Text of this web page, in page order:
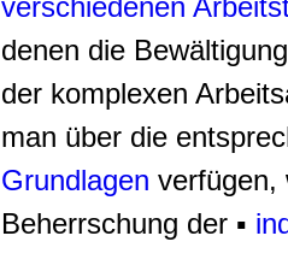
denen die
der komplexen
man über die
Grundlagen verfügen,
Beherrschung der ▪